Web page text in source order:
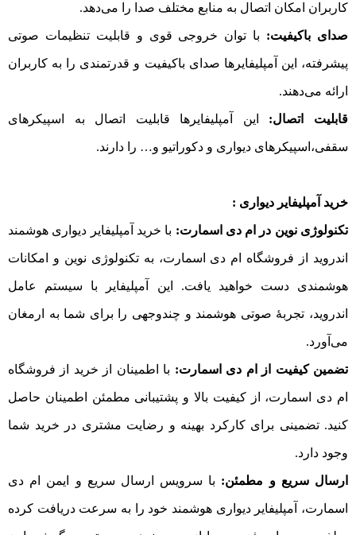
کاربران امکان اتصال به منابع مختلف صدا را می‌دهد.
صدای باکیفیت:با توان خروجی قوی و قابلیت تنظیمات صوتی
پیشرفته، این آمپلیفایرها صدای باکیفیت و قدرتمندی را به کاربران
ارائه می‌دهند.
قابلیت اتصال: این آمپلیفایرها قابلیت اتصال به اسپیکرهای
سقفی،اسپیکرهای دیواری و دکوراتیو و… را دارند.
خرید آمپلیفایر دیواری :
تکنولوژی نوین در ام دی اسمارت:با خرید آمپلیفایر دیواری هوشمند
اندروید از فروشگاه ام دی اسمارت، به تکنولوژی نوین و امکانات
هوشمندی دست خواهید یافت. این آمپلیفایر با سیستم عامل
اندروید، تجربهٔ صوتی هوشمند و چند‌وجهی را برای شما به ارمغان
می‌آورد.
تضمین کیفیت از ام دی اسمارت:با اطمینان از خرید از فروشگاه
ام دی اسمارت، از کیفیت بالا و پشتیبانی مطمئن اطمینان حاصل
کنید. تضمینی برای کارکرد بهینه و رضایت مشتری در خرید شما
وجود دارد.
ارسال سریع و مطمئن:با سرویس ارسال سریع و ایمن ام دی
اسمارت، آمپلیفایر دیواری هوشمند خود را به سرعت دریافت کرده